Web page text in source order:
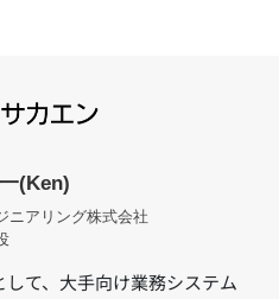
(Ken)
ニアリング株式会社
て、大手向け業務システム